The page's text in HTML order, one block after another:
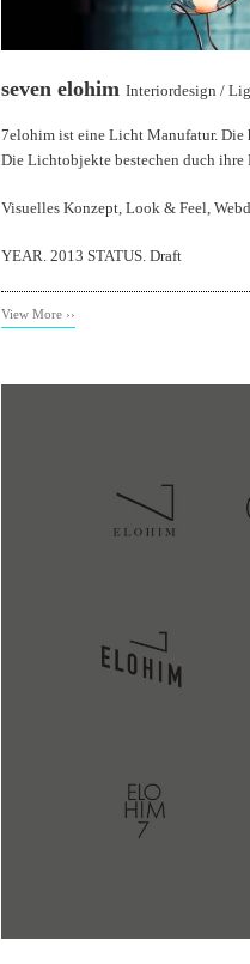
seven elohim Interiordesign /
7elohim ist eine Licht Manufatur. Die
Die Lichtobjekte bestechen duch
Visuelles Konzept, Look & Feel,
YEAR. 2013 STATUS. Draft
View More ››